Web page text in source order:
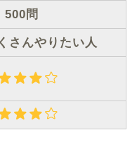
500問
さんやりたい人